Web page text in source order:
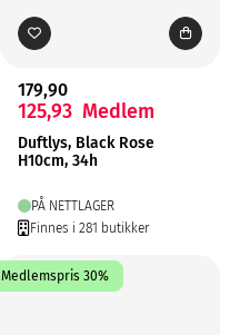
125,93 Medlem
179,90
Duftlys, Black Rose
H10cm, 34h
PÅ NETTLAGER
Finnes i 281 butikker
Medlemspris 30%